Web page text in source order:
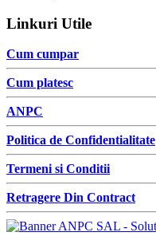
Linkuri Utile
Cum cumpar
Cum platesc
ANPC
Politica de Confidentialitate
Termeni si Conditii
Retragere Din Contract